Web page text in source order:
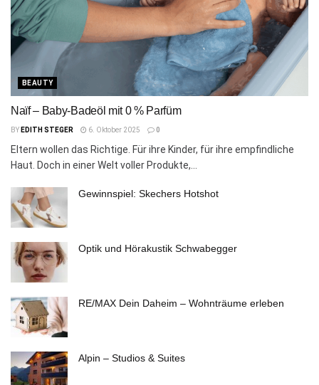
BEAUTY
Naïf – Baby-Badeöl mit 0 % Parfüm
BY EDITH STEGER 6. Oktober 2025 0
Eltern wollen das Richtige. Für ihre Kinder, für ihre empfindliche
Haut. Doch in einer Welt voller Produkte,...
Gewinnspiel: Skechers Hotshot
Optik und Hörakustik Schwabegger
RE/MAX Dein Daheim – Wohnträume erleben
Alpin – Studios & Suites